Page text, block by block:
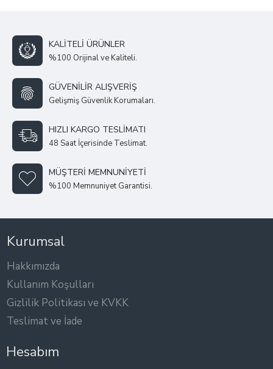
KALITELI ÜRÜNLER
%100 Orijinal ve Kaliteli.
GÜVENILIR ALIŞVERIŞ
Gelişmiş Güvenlik Korumaları.
HIZLI KARGO TESLIMATI
48 Saat İçerisinde Teslimat.
MÜŞTERI MEMNUNIYETI
%100 Memnuniyet Garantisi.
Kurumsal
Hakkımızda
Kullanım Koşulları
Gizlilik Politikası ve KVKK
Teslimat ve İade
Hesabım